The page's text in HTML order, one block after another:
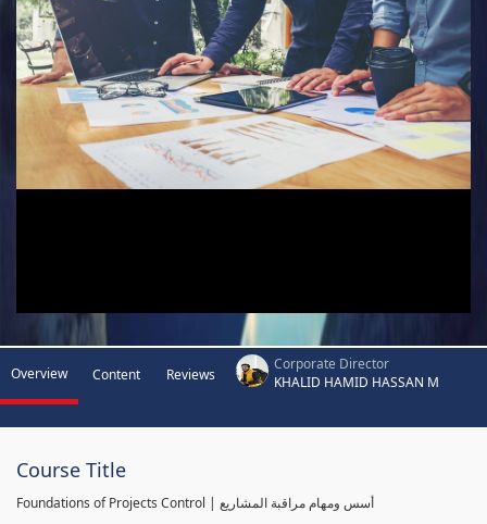
Overview Content Reviews
Corporate Director
KHALID HAMID HASSAN M
Course Title
Foundations of Projects Control | أسس ومهام مراقبة المشاريع